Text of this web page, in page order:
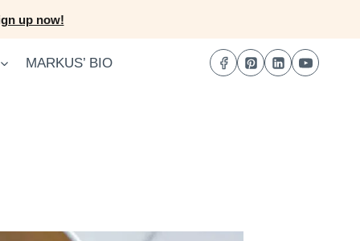
up now!
MARKUS’ BIO